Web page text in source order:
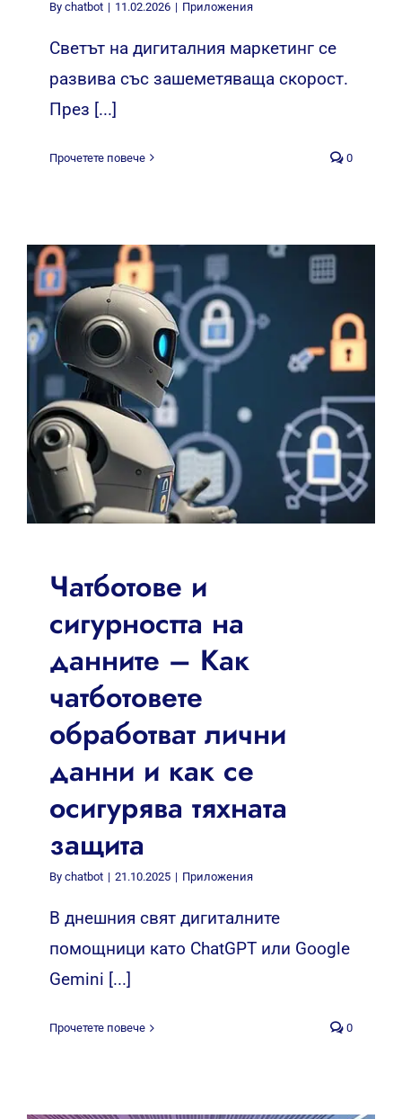
By chatbot | 11.02.2026 | Приложения
Светът на дигиталния маркетинг се
развива със зашеметяваща скорост.
През [...]
Прочетете повече 0
Чатботове и
сигурността на
данните – Как
чатботовете
обработват лични
данни и как се
осигурява тяхната
защита
By chatbot | 21.10.2025 | Приложения
В днешния свят дигиталните
помощници като ChatGPT или Google
Gemini [...]
Прочетете повече 0